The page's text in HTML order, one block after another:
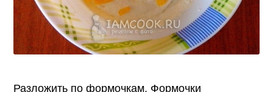
Разложить по формочкам. Формочки